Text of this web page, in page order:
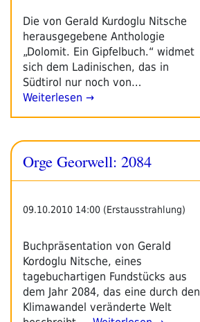
Die von Gerald Kurdoglu Nitsche
herausgegebene Anthologie
„Dolomit. Ein Gipfelbuch.“ widmet
sich dem Ladinischen, das in
Südtirol nur noch von…
Weiterlesen →
Orge Georwell: 2084
09.10.2010 14:00 (Erstausstrahlung)
Buchpräsentation von Gerald
Kordoglu Nitsche, eines
tagebuchartigen Fundstücks aus
dem Jahr 2084, das eine durch den
Klimawandel veränderte Welt